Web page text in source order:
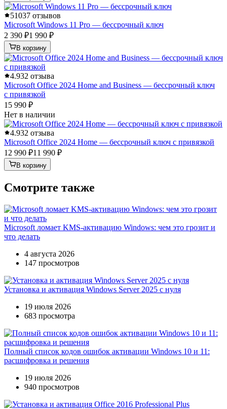
51037 отзывов
Microsoft Windows 11 Pro — бессрочный ключ
2 390 ₽1 990 ₽
В корзину
4.932 отзыва
Microsoft Office 2024 Home and Business — бессрочный ключ
с привязкой
15 990 ₽
Нет в наличии
4.932 отзыва
Microsoft Office 2024 Home — бессрочный ключ с привязкой
12 990 ₽11 990 ₽
В корзину
Смотрите также
Microsoft ломает KMS-активацию Windows: чем это грозит и
что делать
4 августа 2026
147 просмотров
Установка и активация Windows Server 2025 с нуля
19 июля 2026
683 просмотра
Полный список кодов ошибок активации Windows 10 и 11:
расшифровка и решения
19 июля 2026
940 просмотров